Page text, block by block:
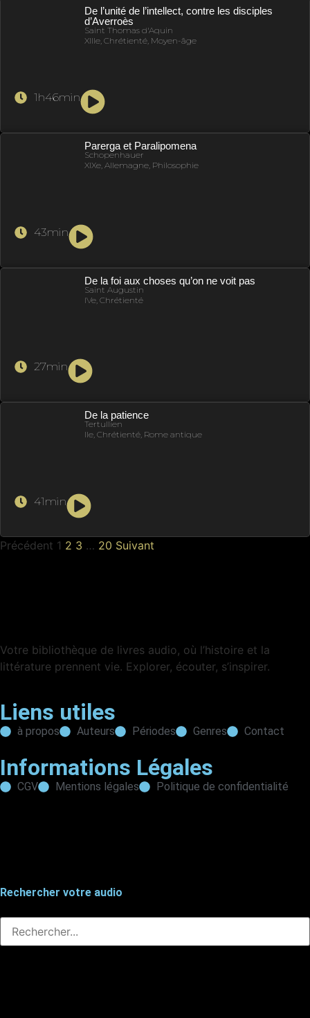
De l’unité de l’intellect, contre les disciples
d’Averroès
Saint Thomas d'Aquin
XIIIe, Chrétienté, Moyen-âge
1h46min
Parerga et Paralipomena
Schopenhauer
XIXe, Allemagne, Philosophie
43min
De la foi aux choses qu’on ne voit pas
Saint Augustin
IVe, Chrétienté
27min
De la patience
Tertullien
IIe, Chrétienté, Rome antique
41min
Précédent 1 2 3 … 20 Suivant
Votre bibliothèque de livres audio, où l’histoire et la
littérature prennent vie. Explorer, écouter, s’inspirer.
Liens utiles
à propos Auteurs Périodes Genres Contact
Informations Légales
CGV Mentions légales Politique de confidentialité
Rechercher votre audio